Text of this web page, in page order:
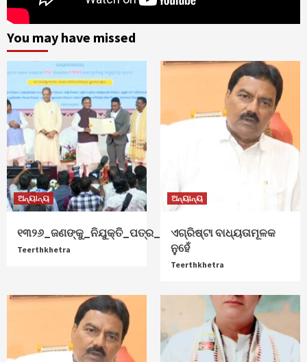
You may have missed
ଅନ୍ୟାନ୍ୟ
୧୩୨୬_ଜଣଙ୍କୁ_ନିଯୁକ୍ତି_ପତ୍ର_ଦେଲେ_ମୁଖ୍ୟମନ୍ତ୍ରୀ
Teerthkhetra
ଅନ୍ୟାନ୍ୟ
ଏଗ୍ରିଷ୍ଟା ବାଧ୍ୟତାମୂଳକ
ନୁହେଁ
Teerthkhetra